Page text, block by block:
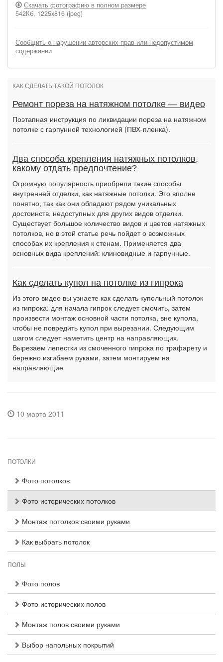
Скачать фотографию в полном размере
542Кб, 1225x816 (jpeg)
Сообщить о нарушении авторских прав или недопустимом
содержании
КАК СДЕЛАТЬ ТАКОЙ ПОТОЛОК
Ремонт пореза на натяжном потолке — видео
Поэтапная инструкция по ликвидации пореза на натяжном
потолке с гарпунной технологией (ПВХ-пленка).
Два способа крепления натяжных потолков,
какому отдать предпочтение?
Огромную популярность приобрели такие способы
внутренней отделки, как натяжные потолки. Это вполне
понятно, так как они обладают рядом уникальных
достоинств, недоступных для других видов отделки.
Существует большое количество видов и цветов натяжных
потолков, но в этой статье речь пойдет о возможных
способах их крепления к стенам. Применяется два
основных вида креплений: клиновидные и гарпунные.
Как сделать купол на потолке из гипрока
Из этого видео вы узнаете как сделать купольный потолок
из гипрока: для начала гипрок следует смочить, затем
произвести монтаж основной части потолка, вне купола,
чтобы не повредить купол при вырезании. Следующим
шагом следует наметить центр на направляющих.
Вырезаем лепестки из смоченного гипрока по трафарету и
бережно изгибаем руками, затем монтируем на
направляющие
10 марта 2011
ПОТОЛКИ
Фото потолков
Фото исторических потолков
Монтаж потолков своими руками
Как выбрать потолок
ПОЛЫ
Фото полов
Фото исторических полов
Монтаж полов своими руками
Выбор напольных покрытий